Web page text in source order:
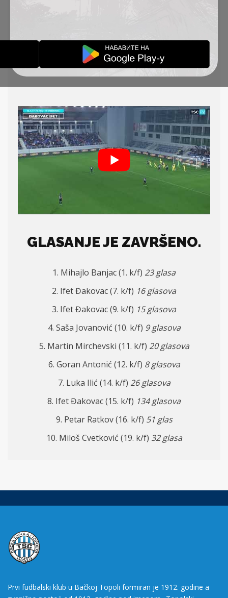
GLASANJE JE ZAVRŠENO.
1. Mihajlo Banjac (1. k/f) 23 glasa
2. Ifet Đakovac (7. k/f) 16 glasova
3. Ifet Đakovac (9. k/f) 15 glasova
4. Saša Jovanović (10. k/f) 9 glasova
5. Martin Mirchevski (11. k/f) 20 glasova
6. Goran Antonić (12. k/f) 8 glasova
7. Luka Ilić (14. k/f) 26 glasova
8. Ifet Đakovac (15. k/f) 134 glasova
9. Petar Ratkov (16. k/f) 51 glas
10. Miloš Cvetković (19. k/f) 32 glasa
Prvi fudbalski klub u Bačkoj Topoli formiran je 1912. godine a